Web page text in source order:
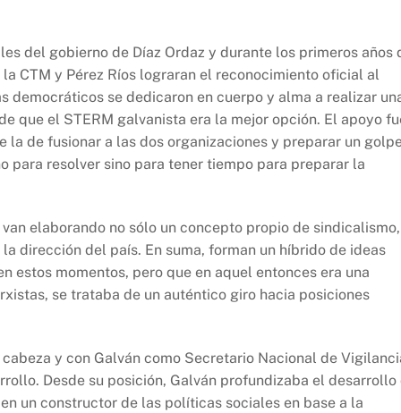
del gobierno de Díaz Ordaz y durante los primeros años
CTM y Pérez Ríos lograran el reconocimiento oficial al
democráticos se dedicaron en cuerpo y alma a realizar
que el STERM galvanista era la mejor opción. El apoyo
la de fusionar a las dos organizaciones y preparar un
para resolver sino para tener tiempo para preparar la
elaborando no sólo un concepto propio de sindicalismo,
dirección del país. En suma, forman un híbrido de ideas
estos momentos, pero que en aquel entonces era una
se trataba de un auténtico giro hacia posiciones
y con Galván como Secretario Nacional de
Desde su posición, Galván profundizaba el desarrollo
un constructor de las políticas sociales en base a la